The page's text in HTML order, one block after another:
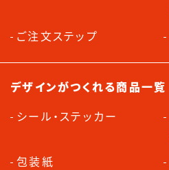
ご注文ステップ
デザインがつくれる商品一覧
シール・ステッカー
包装紙